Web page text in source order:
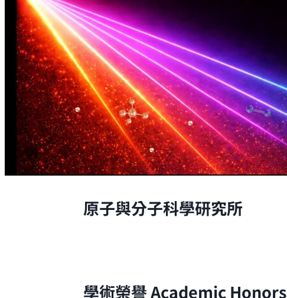
原子與分子科學研究所
學術榮譽Academic Honors